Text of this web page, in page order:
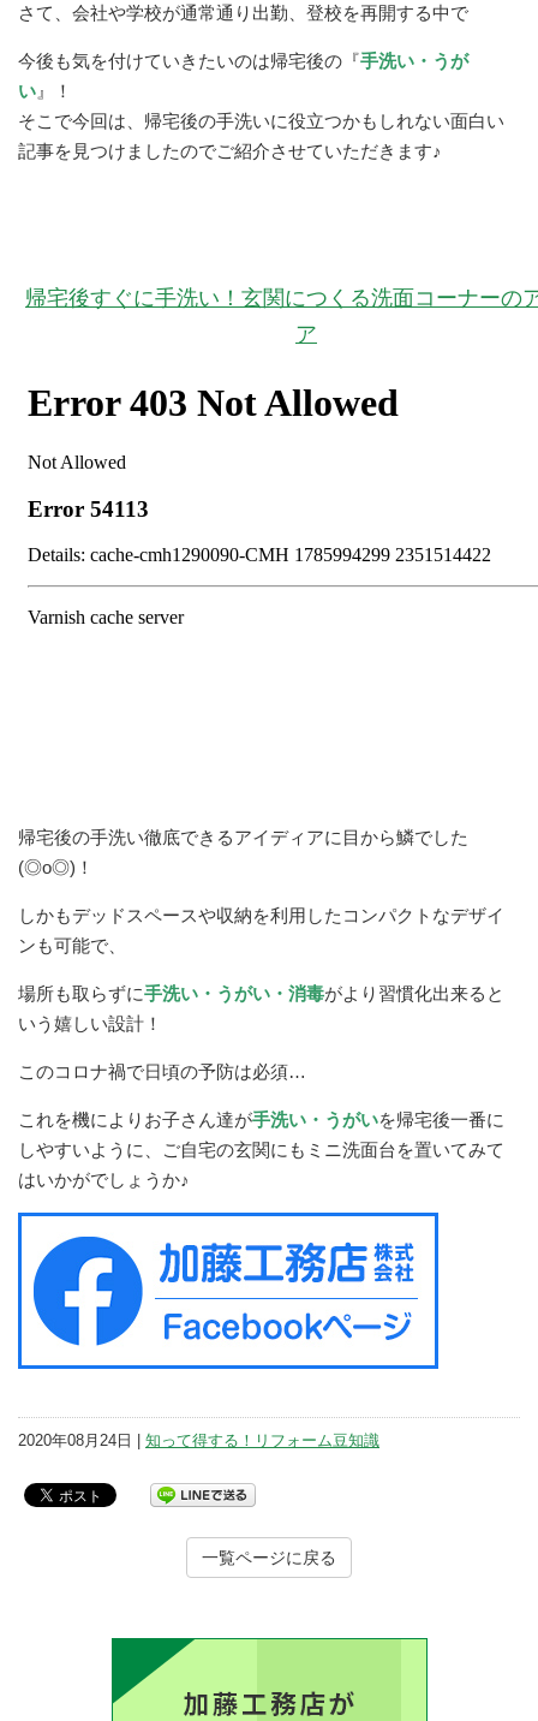
さて、会社や学校が通常通り出勤、登校を再開する中で
今後も気を付けていきたいのは帰宅後の『手洗い・うが
い 』！
そこで今回は、帰宅後の手洗いに役立つかもしれない面白い
記事を見つけましたのでご紹介させていただきます♪
帰宅後すぐに手洗い！玄関につくる洗面コーナーの
ア
帰宅後の手洗い徹底できるアイディアに目から鱗でした
(◎o◎)！
しかもデッドスペースや収納を利用したコンパクトなデザイ
ンも可能で、
場所も取らずに手洗い・うがい・消毒がより習慣化出来ると
いう嬉しい設計！
このコロナ禍で日頃の予防は必須…
これを機によりお子さん達が手洗い・うがいを帰宅後一番に
しやすいように、ご自宅の玄関にもミニ洗面台を置いてみて
はいかがでしょうか♪
2020年08月24日 | 知って得する！リフォーム豆知識
一覧ページに戻る